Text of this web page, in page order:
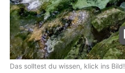
Das solltest du wissen, klick ins Bild!